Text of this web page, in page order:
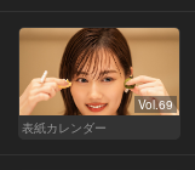
Vol.69
表紙カレンダー